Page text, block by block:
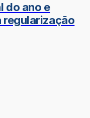
do ano e
regularização